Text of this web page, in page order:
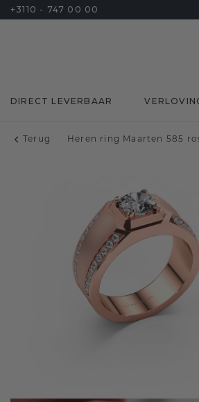
+3110 - 747 00 00
DIRECT LEVERBAAR
Terug Heren ring Maarten 585